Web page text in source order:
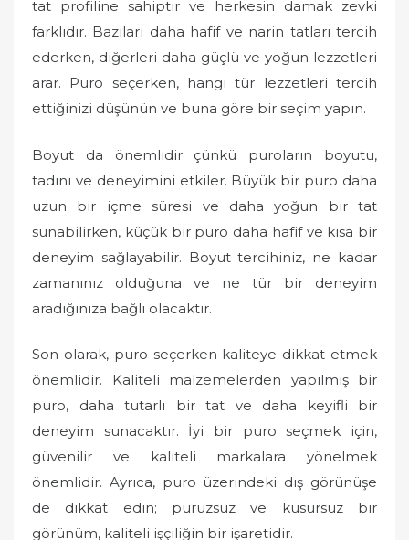
tat profiline sahiptir ve herkesin damak zevki
farklıdır. Bazıları daha hafif ve narin tatları tercih
ederken, diğerleri daha güçlü ve yoğun lezzetleri
arar. Puro seçerken, hangi tür lezzetleri tercih
ettiğinizi düşünün ve buna göre bir seçim yapın.
Boyut da önemlidir çünkü puroların boyutu,
tadını ve deneyimini etkiler. Büyük bir puro daha
uzun bir içme süresi ve daha yoğun bir tat
sunabilirken, küçük bir puro daha hafif ve kısa bir
deneyim sağlayabilir. Boyut tercihiniz, ne kadar
zamanınız olduğuna ve ne tür bir deneyim
aradığınıza bağlı olacaktır.
Son olarak, puro seçerken kaliteye dikkat etmek
önemlidir. Kaliteli malzemelerden yapılmış bir
puro, daha tutarlı bir tat ve daha keyifli bir
deneyim sunacaktır. İyi bir puro seçmek için,
güvenilir ve kaliteli markalara yönelmek
önemlidir. Ayrıca, puro üzerindeki dış görünüşe
de dikkat edin; pürüzsüz ve kusursuz bir
görünüm, kaliteli işçiliğin bir işaretidir.